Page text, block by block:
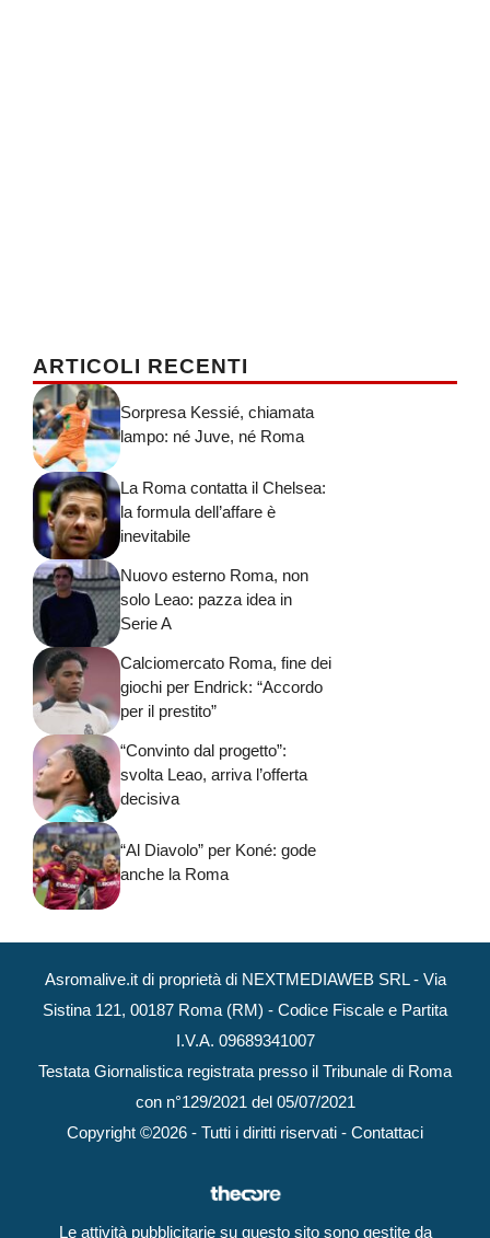
ARTICOLI RECENTI
Sorpresa Kessié, chiamata
lampo: né Juve, né Roma
La Roma contatta il Chelsea:
la formula dell’affare è
inevitabile
Nuovo esterno Roma, non
solo Leao: pazza idea in
Serie A
Calciomercato Roma, fine dei
giochi per Endrick: “Accordo
per il prestito”
“Convinto dal progetto”:
svolta Leao, arriva l’offerta
decisiva
“Al Diavolo” per Koné: gode
anche la Roma
Asromalive.it di proprietà di NEXTMEDIAWEB SRL - Via
Sistina 121, 00187 Roma (RM) - Codice Fiscale e Partita
I.V.A. 09689341007
Testata Giornalistica registrata presso il Tribunale di Roma
con n°129/2021 del 05/07/2021
Copyright ©2026 - Tutti i diritti riservati - Contattaci
Le attività pubblicitarie su questo sito sono gestite da